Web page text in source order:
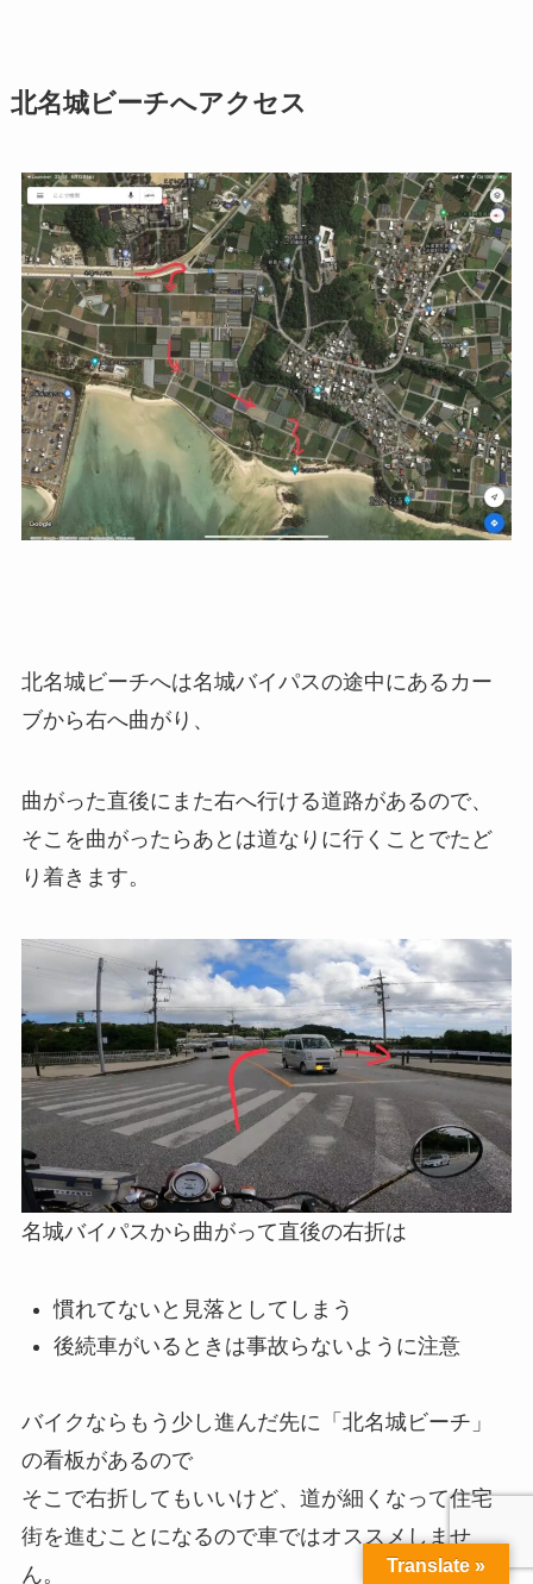
北名城ビーチへアクセス
北名城ビーチへは名城バイパスの途中にあるカー
ブから右へ曲がり、
曲がった直後にまた右へ行ける道路があるので、
そこを曲がったらあとは道なりに行くことでたど
り着きます。
名城バイパスから曲がって直後の右折は
慣れてないと見落としてしまう
後続車がいるときは事故らないように注意
バイクならもう少し進んだ先に「北名城ビーチ」
の看板があるので
そこで右折してもいいけど、道が細くなって住宅
街を進むことになるので車ではオススメしませ
ん。
Translate »